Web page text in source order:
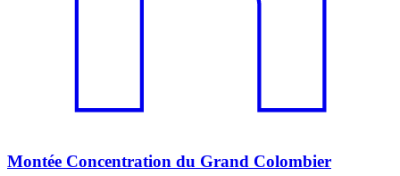
Montée Concentration du Grand Colombier